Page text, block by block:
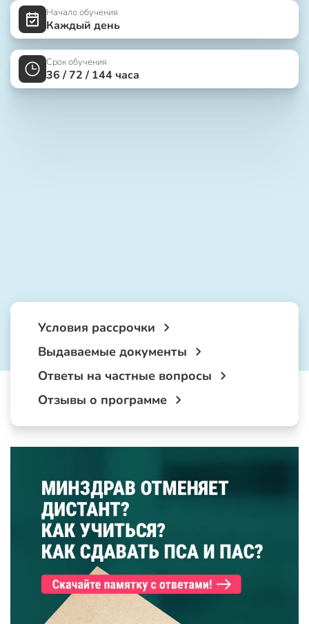
Начало обучения
Каждый день
Срок обучения
36 / 72 / 144 часа
Условия рассрочки
Выдаваемые документы
Ответы на частные вопросы
Отзывы о программе